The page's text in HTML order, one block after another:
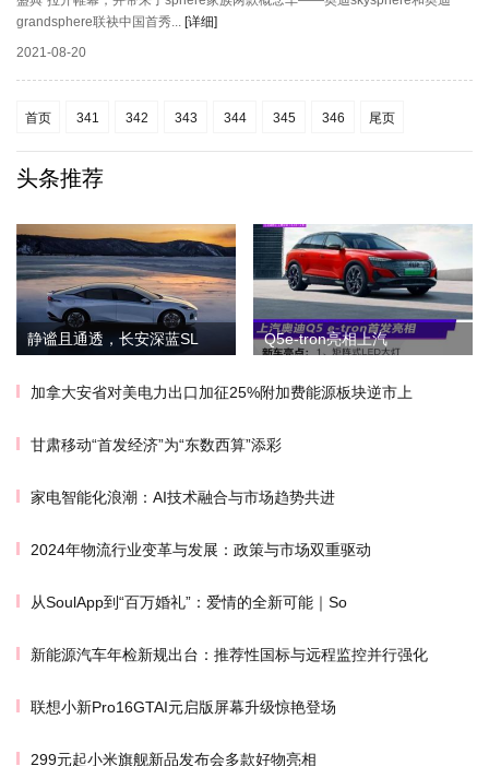
grandsphere联袂中国首秀... [详细]
2021-08-20
首页 341 342 343 344 345 346 尾页
头条推荐
静谧且通透，长安深蓝SL Q5e-tron亮相上汽
加拿大安省对美电力出口加征25%附加费能源板块逆市上
甘肃移动“首发经济”为“东数西算”添彩
家电智能化浪潮：AI技术融合与市场趋势共进
2024年物流行业变革与发展：政策与市场双重驱动
从SoulApp到“百万婚礼”：爱情的全新可能｜So
新能源汽车年检新规出台：推荐性国标与远程监控并行强化
联想小新Pro16GTAI元启版屏幕升级惊艳登场
299元起小米旗舰新品发布会多款好物亮相